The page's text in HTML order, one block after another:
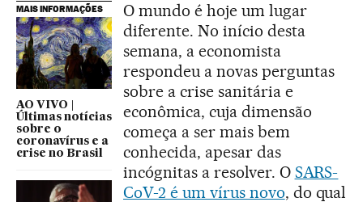
MAIS INFORMAÇÕES
AO VIVO |
Últimas notícias
sobre o
coronavírus e a
crise no Brasil
O mundo é hoje um lugar
diferente. No início desta
semana, a economista
respondeu a novas perguntas
sobre a crise sanitária e
econômica, cuja dimensão
começa a ser mais bem
conhecida, apesar das
incógnitas a resolver. O SARS-
CoV-2 é um vírus novo, do qual